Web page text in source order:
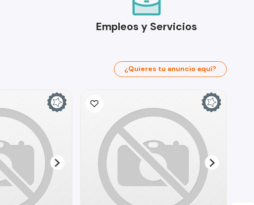
Empleos y Servicios
¿Quieres tu anuncio aquí?